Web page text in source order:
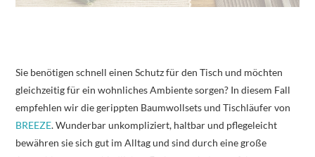
Sie benötigen schnell einen Schutz für den Tisch und möchten
gleichzeitig für ein wohnliches Ambiente sorgen? In diesem Fall
empfehlen wir die gerippten Baumwollsets und Tischläufer von
BREEZE. Wunderbar unkompliziert, haltbar und pflegeleicht
bewähren sie sich gut im Alltag und sind durch eine große